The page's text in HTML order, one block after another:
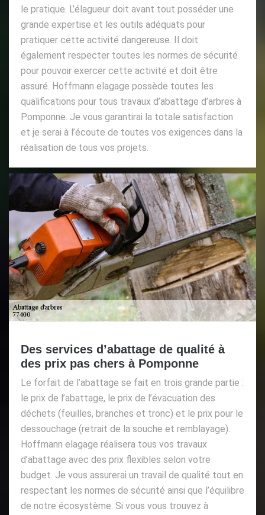
le pratique. L’élagueur doit avant tout posséder une
grande expertise et les outils adéquats pour
pratiquer cette activité dangereuse. Il doit
également respecter toutes les normes de sécurité
pour pouvoir exercer cette activité et doit être
assuré. Hoffmann elagage possède toutes les
qualifications pour tous travaux d’abattage d’arbres à
Pomponne. Je vous garantirai la totale satisfaction
et je serai à l’écoute de toutes vos exigences dans la
réalisation de tous vos projets.
Des services d’abattage de qualité à
des prix pas chers à Pomponne
Le forfait de l’abattage se fait en trois grande partie :
le prix de l’abattage, le prix de l’évacuation des
déchets (feuilles, branches et tronc) et le prix pour le
dessouchage (retrait de la souche et remblayage).
Hoffmann elagage réalisera tous vos travaux
d’abattage avec des prix flexibles selon votre
budget. Je vous assurerai un travail de qualité tout en
respectant les normes de sécurité ainsi que l’équilibre
de notre écosystème. Si vous vous trouvez à